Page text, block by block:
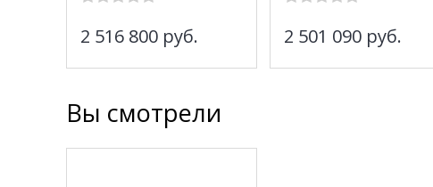
2 516 800 руб. 2 501 090 руб.
Вы смотрели